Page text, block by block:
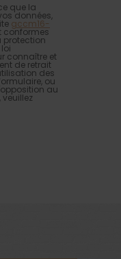
que la
données,
gccm16-
conformes
protection
connaître et
de retrait
des
ou
au